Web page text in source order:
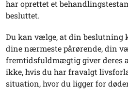
har oprettet et
besluttet.
Du kan vælge, at din beslutning
dine nærmeste pårørende, din
fremtidsfuldmægtig giver deres
ikke, hvis du har fravalgt
situation, hvor du ligger for